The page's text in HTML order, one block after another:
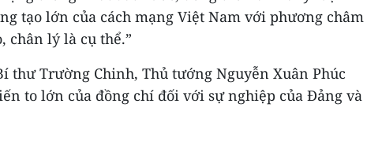
tạo lớn của cách mạng Việt Nam với phương châm
chân lý là cụ thể.”
thư Trường Chinh, Thủ tướng Nguyễn Xuân Phúc
to lớn của đồng chí đối với sự nghiệp của Đảng và